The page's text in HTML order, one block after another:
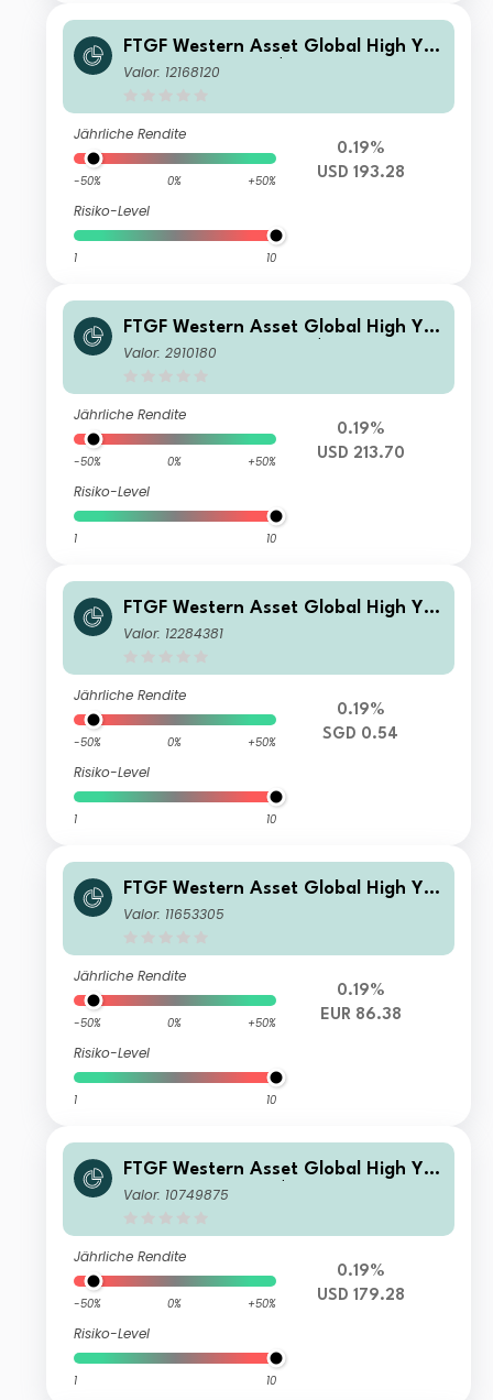
FTGF Western Asset Global High Yiel
d Fund Class F US$ Accumulating
Valor: 12168120
Jährliche Rendite
-50% 0% +50%
Risiko-Level
1 10
0.19%
USD 193.28
FTGF Western Asset Global High Yiel
d Fund Class A (G) US$ Accumulatin
Valor: 2910180
Jährliche Rendite
-50% 0% +50%
Risiko-Level
1 10
0.19%
USD 213.70
FTGF Western Asset Global High Yiel
d Fund Class A SGD Distributing (M)
Valor: 12284381
Jährliche Rendite
-50% 0% +50%
Risiko-Level
1 10
0.19%
SGD 0.54
FTGF Western Asset Global High Yiel
d Fund Class P1 EUR Distributing (M)
Valor: 11653305
Jährliche Rendite
-50% 0% +50%
Risiko-Level
1 10
0.19%
EUR 86.38
FTGF Western Asset Global High Yiel
d Fund Class E US$ Accumulating
Valor: 10749875
Jährliche Rendite
-50% 0% +50%
Risiko-Level
1 10
0.19%
USD 179.28